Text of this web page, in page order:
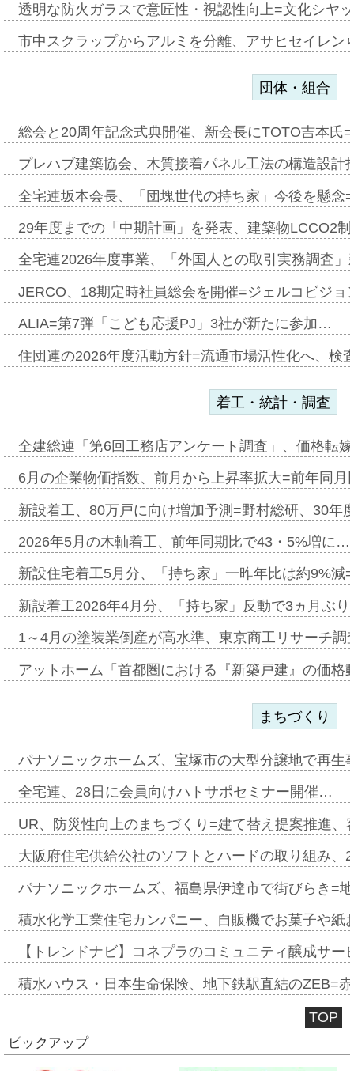
透明な防火ガラスで意匠性・視認性向上=文化シヤ
市中スクラップからアルミを分離、アサヒセイレ
団体・組合
総会と20周年記念式典開催、新会長にTOTO吉本氏
プレハブ建築協会、木質接着パネル工法の構造設
全宅連坂本会長、「団塊世代の持ち家」今後を懸
29年度までの「中期計画」を発表、建築物LCCO2
全宅連2026年度事業、「外国人との取引実務調査
JERCO、18期定時社員総会を開催=ジェルコビジ
ALIA=第7弾「こども応援PJ」3社が新たに参加…
住団連の2026年度活動方針=流通市場活性化へ、検
着工・統計・調査
全建総連「第6回工務店アンケート調査」、価格転
6月の企業物価指数、前月から上昇率拡大=前年同
新設着工、80万戸に向け増加予測=野村総研、30年
2026年5月の木軸着工、前年同期比で43・5%増に…
新設住宅着工5月分、「持ち家」一昨年比は約9%
新設着工2026年4月分、「持ち家」反動で3ヵ月ぶ
1～4月の塗装業倒産が高水準、東京商工リサーチ
アットホーム「首都圏における『新築戸建』の価
まちづくり
パナソニックホームズ、宝塚市の大型分譲地で再
全宅連、28日に会員向けハトサポセミナー開催…
UR、防災性向上のまちづくり=建て替え提案推進
大阪府住宅供給公社のソフトとハードの取り組み
パナソニックホームズ、福島県伊達市で街びらき=
積水化学工業住宅カンパニー、自販機でお菓子や
【トレンドナビ】コネプラのコミュニティ醸成サ
積水ハウス・日本生命保険、地下鉄駅直結のZEB=
TOP
ピックアップ